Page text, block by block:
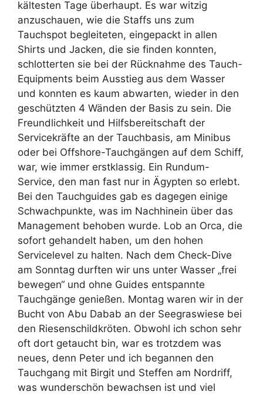
kältesten Tage überhaupt. Es war witzig
anzuschauen, wie die Staffs uns zum
Tauchspot begleiteten, eingepackt in allen
Shirts und Jacken, die sie finden konnten,
schlotterten sie bei der Rücknahme des Tauch-
Equipments beim Ausstieg aus dem Wasser
und konnten es kaum abwarten, wieder in den
geschützten 4 Wänden der Basis zu sein. Die
Freundlichkeit und Hilfsbereitschaft der
Servicekräfte an der Tauchbasis, am Minibus
oder bei Offshore-Tauchgängen auf dem Schiff,
war, wie immer erstklassig. Ein Rundum-
Service, den man fast nur in Ägypten so erlebt.
Bei den Tauchguides gab es dagegen einige
Schwachpunkte, was im Nachhinein über das
Management behoben wurde. Lob an Orca, die
sofort gehandelt haben, um den hohen
Servicelevel zu halten. Nach dem Check-Dive
am Sonntag durften wir uns unter Wasser „frei
bewegen“ und ohne Guides entspannte
Tauchgänge genießen. Montag waren wir in der
Bucht von Abu Dabab an der Seegraswiese bei
den Riesenschildkröten. Obwohl ich schon sehr
oft dort getaucht bin, war es trotzdem was
neues, denn Peter und ich begannen den
Tauchgang mit Birgit und Steffen am Nordriff,
was wunderschön bewachsen ist und viel